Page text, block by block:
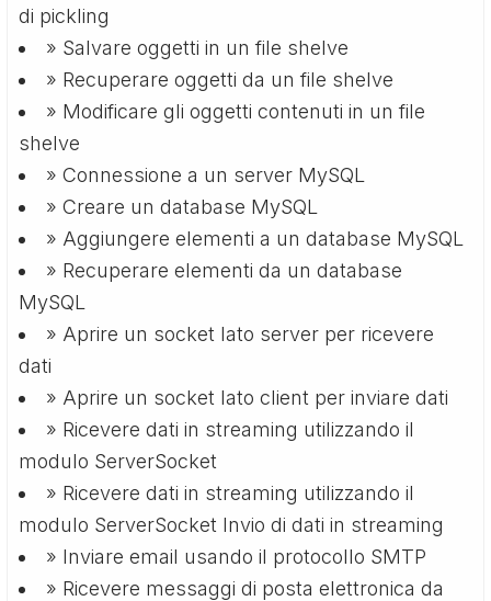
di pickling
» Salvare oggetti in un file shelve
» Recuperare oggetti da un file shelve
» Modificare gli oggetti contenuti in un file
shelve
» Connessione a un server MySQL
» Creare un database MySQL
» Aggiungere elementi a un database MySQL
» Recuperare elementi da un database
MySQL
» Aprire un socket lato server per ricevere
dati
» Aprire un socket lato client per inviare dati
» Ricevere dati in streaming utilizzando il
modulo ServerSocket
» Ricevere dati in streaming utilizzando il
modulo ServerSocket Invio di dati in streaming
» Inviare email usando il protocollo SMTP
» Ricevere messaggi di posta elettronica da